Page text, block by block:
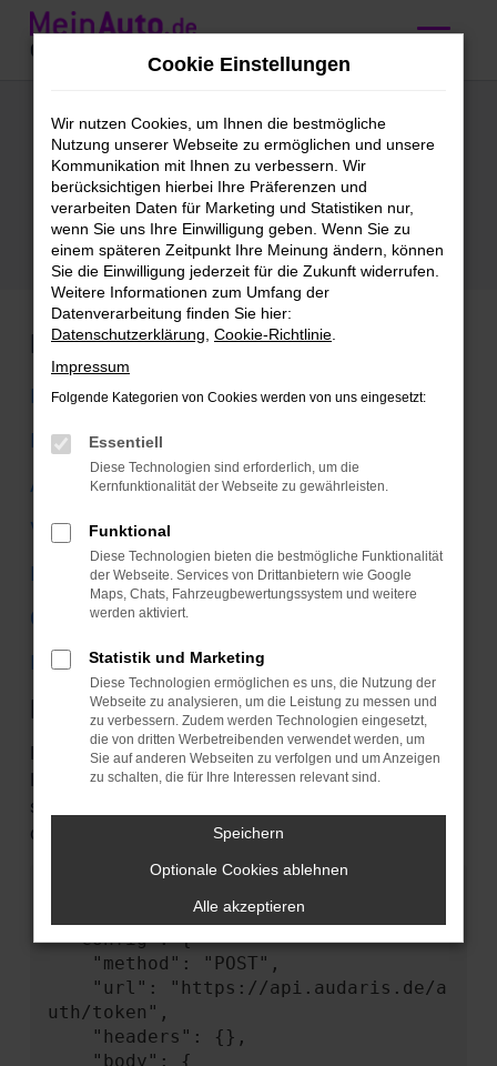
Zum
Hauptinhalt
BMW
Tageszulassung
Innsbruck
Marken
BMW
Mercedes-Benz
Audi
VW
Ford
Citroen
Mini
Fehler: Network Error
Beim Laden ist ein Fehler aufgetreten. Unsere
Kobolde arbeiten schon fieberhaft an einer Lösung,
sollten Sie aber einem begegnen, können Sie ihm
das hier mitteilen:
  "config": {
uth/token",
Cookie Einstellungen
Wir nutzen Cookies, um Ihnen die bestmögliche
Nutzung unserer Webseite zu ermöglichen und unsere
Kommunikation mit Ihnen zu verbessern. Wir
berücksichtigen hierbei Ihre Präferenzen und
verarbeiten Daten für Marketing und Statistiken nur,
wenn Sie uns Ihre Einwilligung geben. Wenn Sie zu
einem späteren Zeitpunkt Ihre Meinung ändern, können
Sie die Einwilligung jederzeit für die Zukunft widerrufen.
Weitere Informationen zum Umfang der
Datenverarbeitung finden Sie hier:
Datenschutzerklärung Cookie-Richtlinie
Impressum
Folgende Kategorien von Cookies werden von uns eingesetzt:
Essentiell
Diese Technologien sind erforderlich, um die
Kernfunktionalität der Webseite zu gewährleisten.
Funktional
Diese Technologien bieten die bestmögliche Funktionalität
der Webseite. Services von Drittanbietern wie Google
Maps, Chats, Fahrzeugbewertungssystem und weitere
werden aktiviert.
Statistik und Marketing
Diese Technologien ermöglichen es uns, die Nutzung der
Webseite zu analysieren, um die Leistung zu messen und
zu verbessern. Zudem werden Technologien eingesetzt,
die von dritten Werbetreibenden verwendet werden, um
Sie auf anderen Webseiten zu verfolgen und um Anzeigen
zu schalten, die für Ihre Interessen relevant sind.
Speichern
Optionale Cookies ablehnen
Alle akzeptieren